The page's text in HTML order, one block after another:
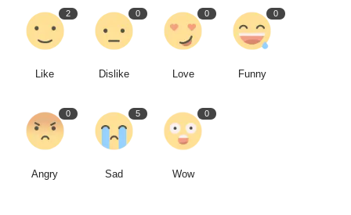
2
Like
0
Dislike
0
Love
0
Funny
0
Angry
5
Sad
0
Wow